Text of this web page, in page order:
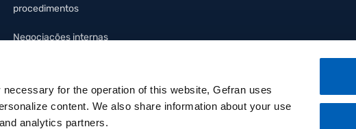
for the operation of this website, Gefran uses
content. We also share information about your use
analytics partners.
procedimentos
Negociações internas